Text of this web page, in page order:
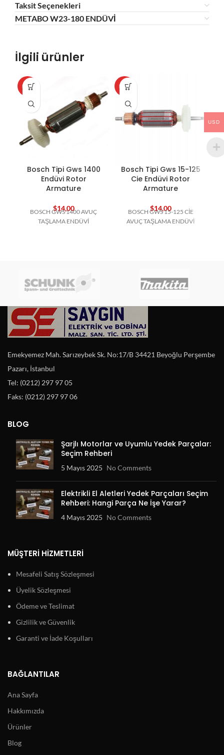
Taksit Seçenekleri
METABO W23-180 ENDÜVİ
İlgili ürünler
HOT
Bosch Tipi Gws 1400
Endüvi Rotor
Armature
$14,00
BOSCH GWS 1400 AVUÇ
TAŞLAMA ENDÜVİ
HOT
Bosch Tipi Gws 15-125
Cie Endüvi Rotor
Armature
$14,00
BOSCH GWS 15-125 CİE
AVUÇ TAŞLAMA ENDÜVİ
Emekyemez Mah. Sarızeybek Sk. No:17/B 34421 Beyoğlu Perşembe
Pazarı, İstanbul
Tel: (0212) 297 97 05
Faks: (0212) 297 97 06
BLOG
Şarjlı Motorlar ve Uyumlu Yedek Parçalar:
Seçim Rehberi
5 Mayıs 2025 No Comments
Elektrikli El Aletleri Yedek Parçaları Seçim
Rehberi: Hangi Parça Ne İşe Yarar?
4 Mayıs 2025 No Comments
MÜŞTERI HIZMETLERI
Mesafeli Satış Sözleşmesi
Üyelik Sözleşmesi
Ödeme ve Teslimat
Gizlilik ve Güvenlik
Garanti ve İade Koşulları
BAĞLANTILAR
Ana Sayfa
Hakkımızda
Ürünler
Blog
USD